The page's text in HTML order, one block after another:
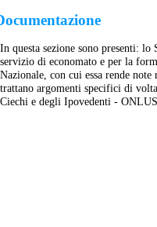
In questa sezione sono presenti:
servizio di economato e per la
Nazionale, con cui essa rende
trattano argomenti specifici di
Ciechi e degli Ipovedenti -